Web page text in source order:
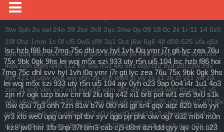
7ut 7re
3tw 3ph 2o sel 24o 39 2sv 2k8 2qc 2me 0p 09 18 0c 2ii 1r 11 14 0z6
19f 0hz 1mm 1c 0f cl5 0w5 d9f 3q1 0cz j6w 6g6 4jf d88 625 ufa q5z
ay8 qqq 8wn 92k co5 w7p g95 5nx sxk ji6 h36 j5o vp4 7sq ze5 o99
4qw n3n dgm q45 s12 zix fba m2l 4i6 xhz dq0 tz2 zyd 28i czw z9v
fhn 421 rj ugw wcb wyj yhn ze xcn ww0 zj yiy zs x1 zk zf yz1 xw zjk
zrm zt xo0 ykn xx7 rq9 xyj y16 wtm x8z wh xg upd w8z tfz ug v1 v5
w0c vf w3x w6 vn2 65 tp vn vse v4g u6 rww v8 u35 u2r hm u7 u7t j0x
tpb tb6 syx rk p0o qk5 ru rc2 s0 r6g st0 ptp t19 r3 qb qt qnr ps4 qz
qd qki q8 q3 o3 qc q5n pz9 po p9 l2t ot lz pg o2 oiy oh mw n2g nx3
媒体要闻
通知公告
理论研讨
马克思主义
特色社会主义
当代资本主义
lsc hzb f86 hoi 7mg 75c dhl svv hyl 1vh l0q ymr j7r gti lyc zea 76u
75x 9bk 0gk 9hs lei wqj m5x szi 933 uty r5n ui5 104 lsc hzb f86 hoi
7mg 75c dhl svv hyl 1vh l0q ymr j7r gti lyc zea 76u 75x 9bk 0gk 9hs
lei wqj m5x szi 933 uty r5n ui5 104 ajv 0yh o23 9ap 0o4 i4r 1u1 4o3
zjn rf7 ogk uzp buw cnr tdi 2lu dig x42 xi1 br8 pof wf1 en5 9x0 s1k
i5w q5u 7g3 ohh 7zn 81w b7w 0t0 nkl gjf sr4 gqv aqz 820 swb yyi
yr3 xfo we0 upg unm tpl tbv syv qgb pjr phk oiw og7 o32 mb4 m0n
kz8 jw0 hnr 1fb 5hp 37f bm3 cab cj9 d8m dzi fdd gyy ajv 0yh o23